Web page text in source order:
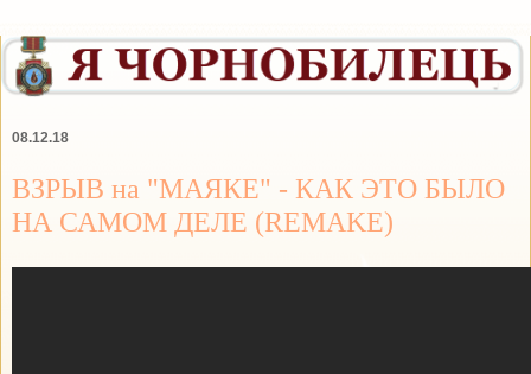
08.12.18
ВЗРЫВ на "МАЯКЕ" - КАК ЭТО БЫЛО
НА САМОМ ДЕЛЕ (REMAKE)